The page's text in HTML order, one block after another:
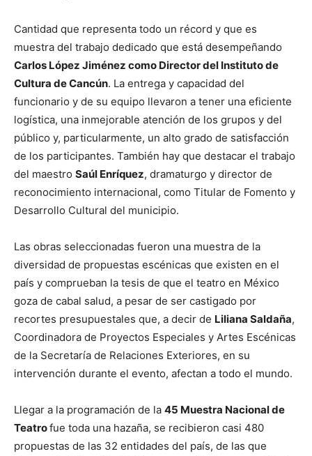
Cantidad que representa todo un récord y que es
muestra del trabajo dedicado que está desempeñando
Carlos López Jiménez como Director del Instituto de
Cultura de Cancún. La entrega y capacidad del
funcionario y de su equipo llevaron a tener una eficiente
logística, una inmejorable atención de los grupos y del
público y, particularmente, un alto grado de satisfacción
de los participantes. También hay que destacar el trabajo
del maestro Saúl Enríquez, dramaturgo y director de
reconocimiento internacional, como Titular de Fomento y
Desarrollo Cultural del municipio.
Las obras seleccionadas fueron una muestra de la
diversidad de propuestas escénicas que existen en el
país y comprueban la tesis de que el teatro en México
goza de cabal salud, a pesar de ser castigado por
recortes presupuestales que, a decir de Liliana Saldaña,
Coordinadora de Proyectos Especiales y Artes Escénicas
de la Secretaría de Relaciones Exteriores, en su
intervención durante el evento, afectan a todo el mundo.
Llegar a la programación de la 45 Muestra Nacional de
Teatrofue toda una hazaña, se recibieron casi 480
propuestas de las 32 entidades del país, de las que